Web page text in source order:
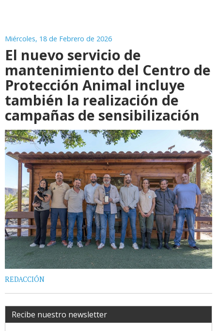
Miércoles, 18 de Febrero de 2026
El nuevo servicio de
mantenimiento del Centro de
Protección Animal incluye
también la realización de
campañas de sensibilización
REDACCIÓN
Recibe nuestro newsletter